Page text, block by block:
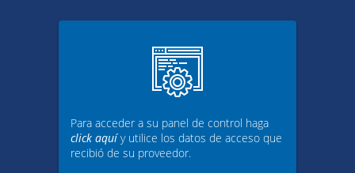
Para acceder a su panel de control haga
click aquíy utilice los datos de acceso que
recibió de su proveedor.